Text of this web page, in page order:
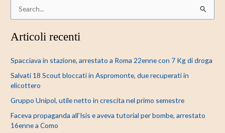
r
a
:
Articoli recenti
Spacciava in stazione, arrestato a Roma 22enne con 7 Kg di droga
Salvati 18 Scout bloccati in Aspromonte, due recuperati in
elicottero
Gruppo Unipol, utile netto in crescita nel primo semestre
Faceva propaganda all’Isis e aveva tutorial per bombe, arrestato
16enne a Como